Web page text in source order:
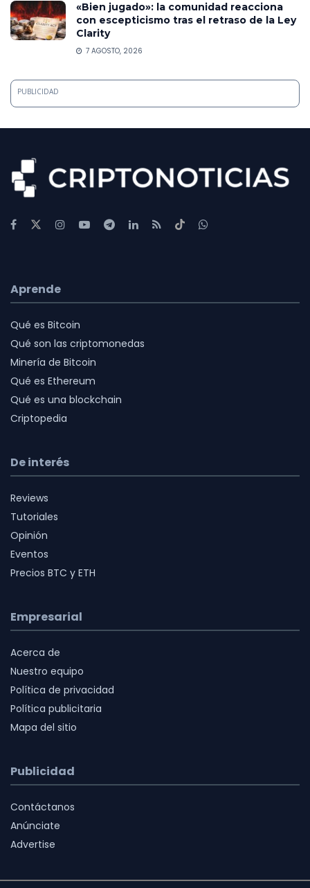
«Bien jugado»: la comunidad reacciona
con escepticismo tras el retraso de la Ley
Clarity
7 AGOSTO, 2026
PUBLICIDAD
Aprende
Qué es Bitcoin
Qué son las criptomonedas
Minería de Bitcoin
Qué es Ethereum
Qué es una blockchain
Criptopedia
De interés
Reviews
Tutoriales
Opinión
Eventos
Precios BTC y ETH
Empresarial
Acerca de
Nuestro equipo
Política de privacidad
Política publicitaria
Mapa del sitio
Publicidad
Contáctanos
Anúnciate
Advertise